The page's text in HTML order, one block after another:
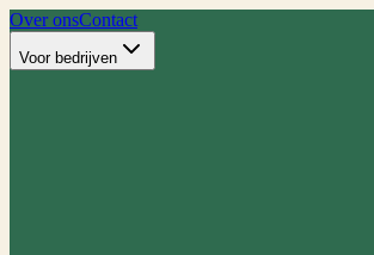
Over onsContact
Voor bedrijven